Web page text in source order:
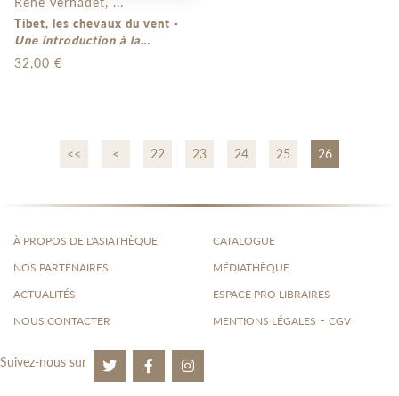
Tibet, les chevaux du vent -
Une introduction à la
culture tibétaine
32,00 €
<< < 22 23 24 25 26
À PROPOS DE L'ASIATHÈQUE
NOS PARTENAIRES
ACTUALITÉS
NOUS CONTACTER
CATALOGUE
MÉDIATHÈQUE
ESPACE PRO LIBRAIRES
MENTIONS LÉGALES - CGV
Suivez-nous sur